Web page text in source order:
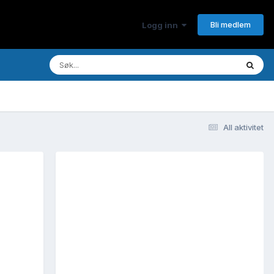
Logg inn Bli medlem
All aktivitet